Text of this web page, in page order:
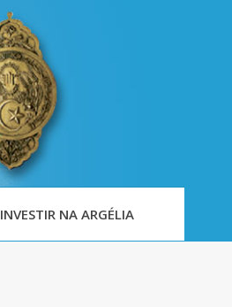
INVESTIR NA ARGÉLIA